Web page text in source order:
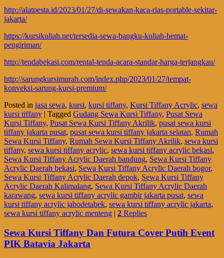
http://alatpesta.id/2023/01/27/di-sewakan-kaca-rias-portable-sekitar-
jakarta/
https://kursikuliah.net/tersedia-sewa-bangku-kuliah-hemat-
pengiriman/
http://tendabekasi.com/rental-tenda-acara-standar-harga-terjangkau/
http://sarungkursimurah.com/index.php/2023/01/27/tempat-
konveksi-sarung-kursi-premium/
Posted in jasa sewa, kursi, kursi tiffany, Kursi Tiffany Acrylic, sewa
kursi tiffany | Tagged Gudang Sewa Kursi Tiffany, Pusat Sewa
Kursi Tiffany, Pusat Sewa Kursi Tiffany Akrilik, pusat sewa kursi
tiffany jakarta pusat, pusat sewa kursi tiffany jakarta selatan, Rumah
Sewa Kursi Tiffany, Rumah Sewa Kursi Tiffany Akrilik, sewa kursi
tiffany, sewa kursi tiffany acrylic, sewa kursi tiffany acrylic bekasi,
Sewa Kursi Tiffany Acrylic Daerah bandung, Sewa Kursi Tiffany
Acrylic Daerah bekasi, Sewa Kursi Tiffany Acrylic Daerah bogor,
Sewa Kursi Tiffany Acrylic Daerah depok, Sewa Kursi Tiffany
Acrylic Daerah Kalimalang, Sewa Kursi Tiffany Acrylic Daerah
karawang, sewa kursi tiffany acrylic gambir jakarta pusat, sewa
kursi tiffany acrylic jabodetabek, sewa kursi tiffany acrylic jakarta,
sewa kursi tiffany acrylic menteng | 2 Replies
Sewa Kursi Tiffany Dan Futura Cover Putih Event
PIK Batavia Jakarta